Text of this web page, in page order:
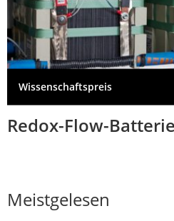
Wissenschaftspreis
Redox-Flow-
Meistgelesen